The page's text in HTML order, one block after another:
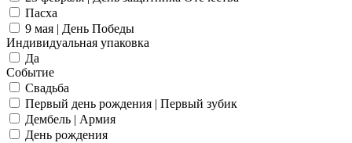
Пасха
9 мая | День Победы
Индивидуальная упаковка
Да
Событие
Свадьба
Первый день рождения | Первый зубик
Дембель | Армия
День рождения